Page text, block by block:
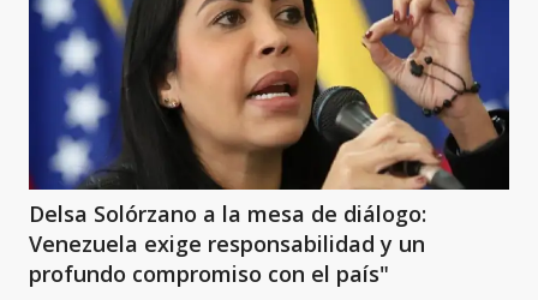
Delsa Solórzano a la mesa de diálogo:
Venezuela exige responsabilidad y un
profundo compromiso con el país"